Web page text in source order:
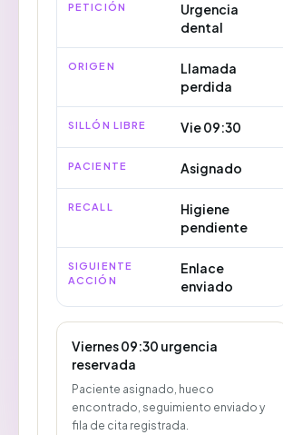
PETICIÓN
Urgencia
dental
ORIGEN
Llamada
perdida
SILLÓN LIBRE Vie 09:30
PACIENTE Asignado
RECALL
Higiene
pendiente
SIGUIENTE
ACCIÓN
Enlace
enviado
Viernes 09:30 urgencia
reservada
Paciente asignado, hueco
encontrado, seguimiento enviado y
fila de cita registrada.